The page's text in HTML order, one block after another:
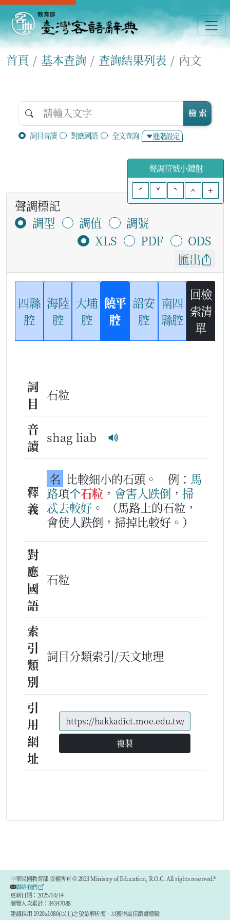
首頁 基本查詢 查詢結果列表 內文
詞目音讀 對應國語 全文查詢 進階設定
檢 索
聲調符號小鍵盤
ˊ
ˇ ˋ ^ +
聲調標記
調型
調值
調號
XLS
PDF
ODS
匯出
四縣
腔
海陸
腔
大埔
腔
饒平
腔
詔安
腔
南四
縣腔
回檢
索清
單
詞
目
石粒
音
讀
shag liab
釋
義
名 比較細小的石頭。 例： 馬
路項个石粒 ， 會害人跌倒 ， 掃
忒去較好 。
（馬路上的石粒，
會使人跌倒，掃掉比較好。）
對
應
國
語
石粒
索
引
類
別
詞目分類索引/天文地理
引
用
網
址
複製
中華民國教育部 版權所有 © 2023 Ministry of Education, R.O.C. All rights reserved.®
聯絡我們
更新日期：2025/10/14
瀏覽人次累計：34347088
建議採用 1920x1080(以上)之螢幕解析度，以獲得最佳瀏覽體驗